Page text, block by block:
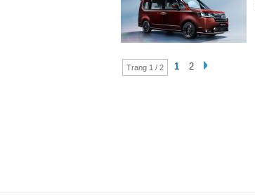
Trang 1 / 2 1 2